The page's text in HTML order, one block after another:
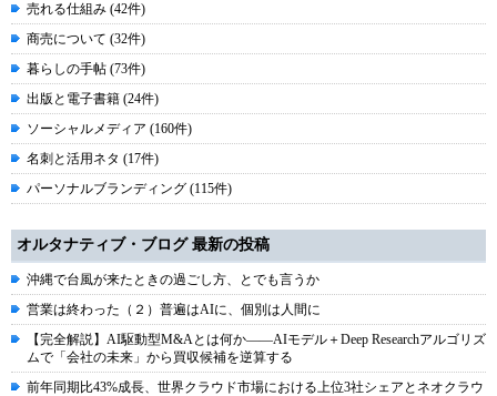
売れる仕組み (42件)
商売について (32件)
暮らしの手帖 (73件)
出版と電子書籍 (24件)
ソーシャルメディア (160件)
名刺と活用ネタ (17件)
パーソナルブランディング (115件)
オルタナティブ・ブログ 最新の投稿
沖縄で台風が来たときの過ごし方、とでも言うか
営業は終わった（２）普遍はAIに、個別は人間に
【完全解説】AI駆動型M&Aとは何か――AIモデル＋Deep Researchアルゴリズ
ムで「会社の未来」から買収候補を逆算する
前年同期比43%成長、世界クラウド市場における上位3社シェアとネオクラウ